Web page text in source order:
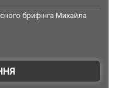
брифінга Михайла